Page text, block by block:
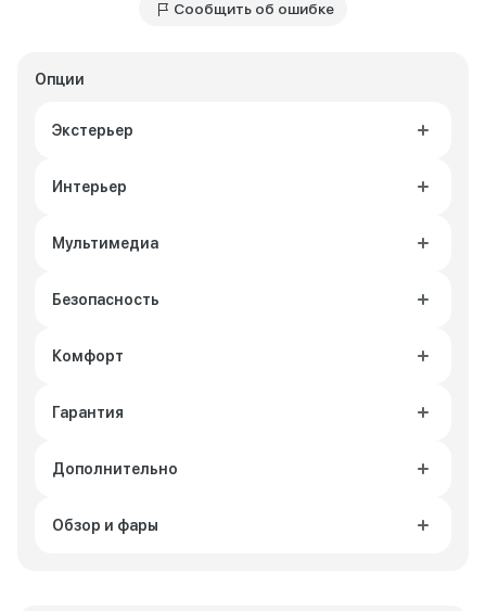
Опции
Экстерьер
Интерьер
Мультимедиа
Безопасность
Комфорт
Гарантия
Дополнительно
Обзор и фары
Сообщить об ошибке